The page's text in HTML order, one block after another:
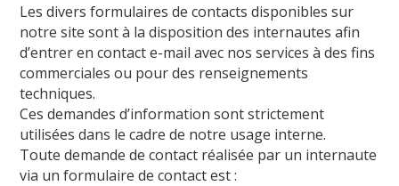
Les divers formulaires de contacts disponibles sur
notre site sont à la disposition des internautes afin
d’entrer en contact e-mail avec nos services à des fins
commerciales ou pour des renseignements
techniques.
Ces demandes d’information sont strictement
utilisées dans le cadre de notre usage interne.
Toute demande de contact réalisée par un internaute
via un formulaire de contact est :